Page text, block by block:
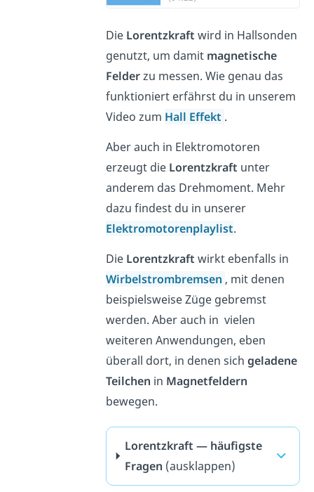
Die Lorentzkraft wird in Hallsonden
genutzt, um damit magnetische
Felderzu messen. Wie genau das
funktioniert erfährst du in unserem
Video zum Hall Effekt .
Aber auch in Elektromotoren
erzeugt die Lorentzkraft unter
anderem das Drehmoment. Mehr
dazu findest du in unserer
Elektromotorenplaylist.
Die Lorentzkraft wirkt ebenfalls in
Wirbelstrombremsen , mit denen
beispielsweise Züge gebremst
werden. Aber auch in vielen
weiteren Anwendungen, eben
überall dort, in denen sich geladene
Teilchen in Magnetfeldern
bewegen.
Lorentzkraft — häufigste
Fragen (ausklappen)